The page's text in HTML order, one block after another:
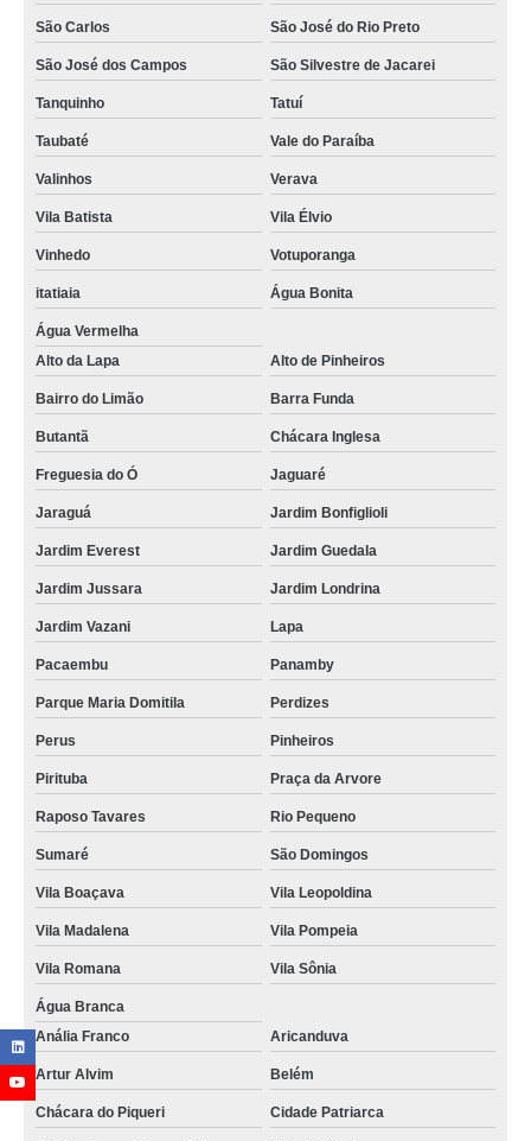
São Carlos São José do Rio Preto
São José dos Campos São Silvestre de Jacarei
Tanquinho Tatuí
Taubaté Vale do Paraíba
Valinhos Verava
Vila Batista Vila Élvio
Vinhedo Votuporanga
itatiaia Água Bonita
Água Vermelha
Alto da Lapa
Alto de Pinheiros
Bairro do Limão Barra Funda
Butantã Chácara Inglesa
Freguesia do Ó Jaguaré
Jaraguá Jardim Bonfiglioli
Jardim Everest Jardim Guedala
Jardim Jussara Jardim Londrina
Jardim Vazani Lapa
Pacaembu Panamby
Parque Maria Domitila Perdizes
Perus Pinheiros
Pirituba Praça da Arvore
Raposo Tavares Rio Pequeno
Sumaré São Domingos
Vila Boaçava Vila Leopoldina
Vila Madalena Vila Pompeia
Vila Romana Vila Sônia
Água Branca
Anália Franco
Aricanduva
Artur Alvim Belém
Chácara do Piqueri Cidade Patriarca